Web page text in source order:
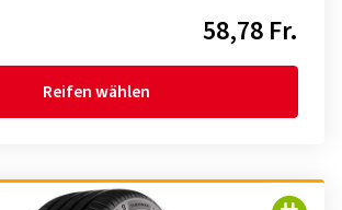
58,78 Fr.
Reifen wählen